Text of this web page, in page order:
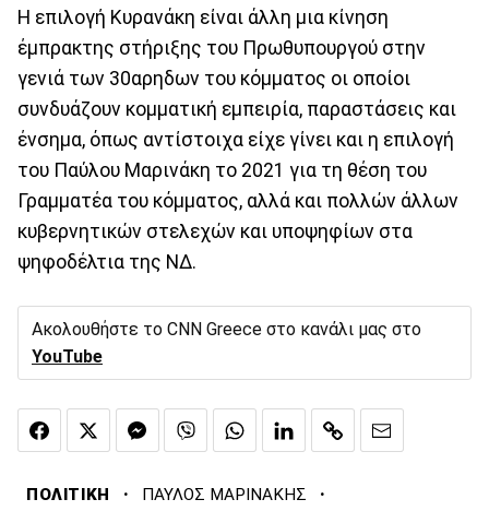
Η επιλογή Κυρανάκη είναι άλλη μια κίνηση
έμπρακτης στήριξης του Πρωθυπουργού στην
γενιά των 30αρηδων του κόμματος οι οποίοι
συνδυάζουν κομματική εμπειρία, παραστάσεις και
ένσημα, όπως αντίστοιχα είχε γίνει και η επιλογή
του Παύλου Μαρινάκη το 2021 για τη θέση του
Γραμματέα του κόμματος, αλλά και πολλών άλλων
κυβερνητικών στελεχών και υποψηφίων στα
ψηφοδέλτια της ΝΔ.
Ακολουθήστε το CNN Greece στο κανάλι μας στο
YouTube
ΠΟΛΙΤΙΚΗ · ΠΑΥΛΟΣ ΜΑΡΙΝΑΚΗΣ ·